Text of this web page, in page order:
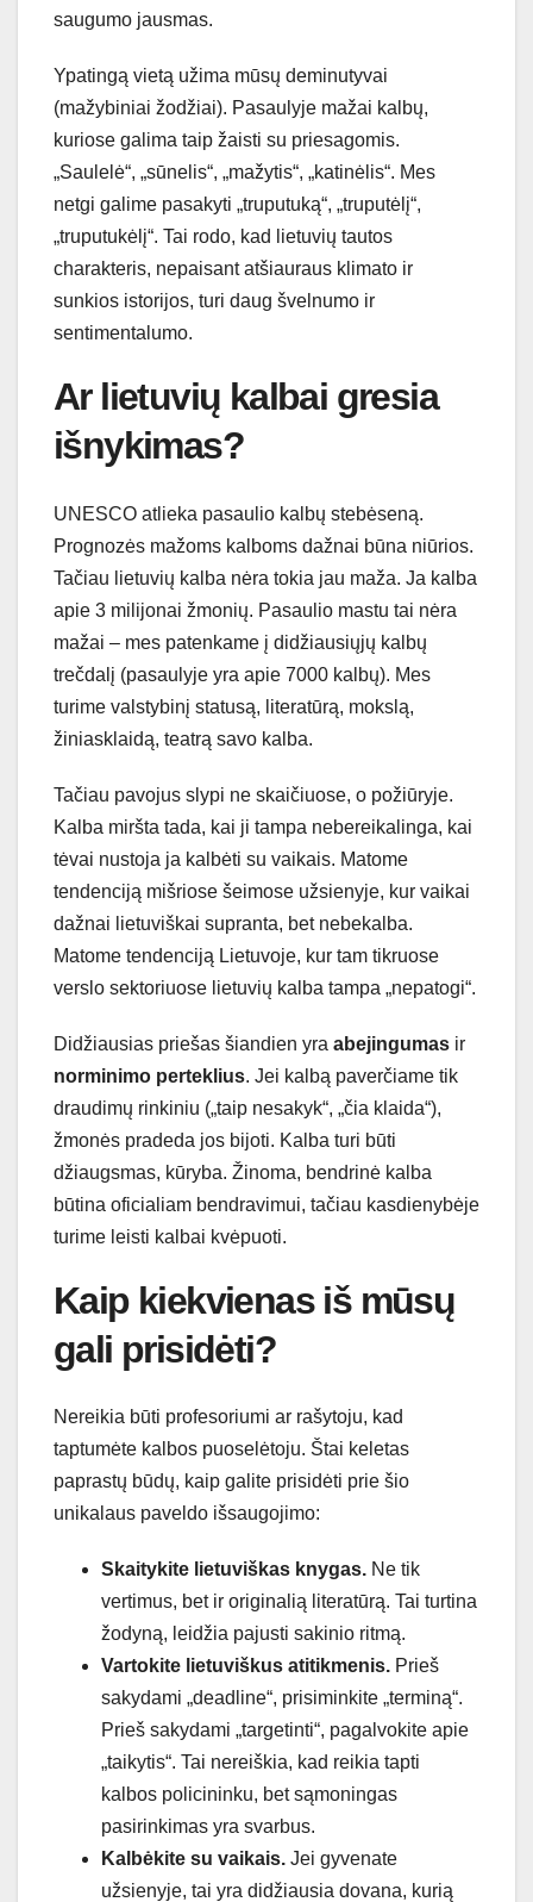
saugumo jausmas.
Ypatingą vietą užima mūsų deminutyvai
(mažybiniai žodžiai). Pasaulyje mažai kalbų,
kuriose galima taip žaisti su priesagomis.
„Saulelė“, „sūnelis“, „mažytis“, „katinėlis“. Mes
netgi galime pasakyti „truputuką“, „truputėlį“,
„truputukėlį“. Tai rodo, kad lietuvių tautos
charakteris, nepaisant atšiauraus klimato ir
sunkios istorijos, turi daug švelnumo ir
sentimentalumo.
Ar lietuvių kalbai gresia
išnykimas?
UNESCO atlieka pasaulio kalbų stebėseną.
Prognozės mažoms kalboms dažnai būna niūrios.
Tačiau lietuvių kalba nėra tokia jau maža. Ja kalba
apie 3 milijonai žmonių. Pasaulio mastu tai nėra
mažai – mes patenkame į didžiausiųjų kalbų
trečdalį (pasaulyje yra apie 7000 kalbų). Mes
turime valstybinį statusą, literatūrą, mokslą,
žiniasklaidą, teatrą savo kalba.
Tačiau pavojus slypi ne skaičiuose, o požiūryje.
Kalba miršta tada, kai ji tampa nebereikalinga, kai
tėvai nustoja ja kalbėti su vaikais. Matome
tendenciją mišriose šeimose užsienyje, kur vaikai
dažnai lietuviškai supranta, bet nebekalba.
Matome tendenciją Lietuvoje, kur tam tikruose
verslo sektoriuose lietuvių kalba tampa „nepatogi“.
Didžiausias priešas šiandien yra abejingumas ir
norminimo perteklius. Jei kalbą paverčiame tik
draudimų rinkiniu („taip nesakyk“, „čia klaida“),
žmonės pradeda jos bijoti. Kalba turi būti
džiaugsmas, kūryba. Žinoma, bendrinė kalba
būtina oficialiam bendravimui, tačiau kasdienybėje
turime leisti kalbai kvėpuoti.
Kaip kiekvienas iš mūsų
gali prisidėti?
Nereikia būti profesoriumi ar rašytoju, kad
taptumėte kalbos puoselėtoju. Štai keletas
paprastų būdų, kaip galite prisidėti prie šio
unikalaus paveldo išsaugojimo:
Skaitykite lietuviškas knygas. Ne tik
vertimus, bet ir originalią literatūrą. Tai turtina
žodyną, leidžia pajusti sakinio ritmą.
Vartokite lietuviškus atitikmenis. Prieš
sakydami „deadline“, prisiminkite „terminą“.
Prieš sakydami „targetinti“, pagalvokite apie
„taikytis“. Tai nereiškia, kad reikia tapti
kalbos policininku, bet sąmoningas
pasirinkimas yra svarbus.
Kalbėkite su vaikais. Jei gyvenate
užsienyje, tai yra didžiausia dovana, kurią